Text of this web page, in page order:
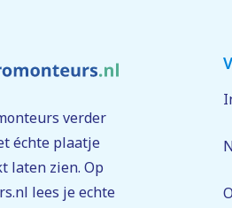
sollicitatie zorgvuldig en
verder
échte plaatje
laten zien. Op
lees je echte